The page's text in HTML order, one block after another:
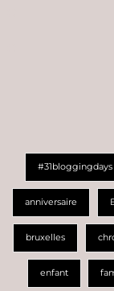
#31bloggingdays
anniversaire
bruxelles
enfant